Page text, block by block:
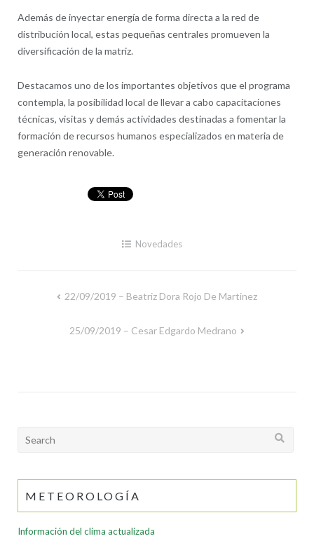
Además de inyectar energía de forma directa a la red de
distribución local, estas pequeñas centrales promueven la
diversificación de la matriz.
Destacamos uno de los importantes objetivos que el programa
contempla, la posibilidad local de llevar a cabo capacitaciones
técnicas, visitas y demás actividades destinadas a fomentar la
formación de recursos humanos especializados en materia de
generación renovable.
Novedades
22/09/2019 – Beatriz Dora Rojo De Martinez
25/09/2019 – Cesar Edgardo Medrano
Search
METEOROLOGÍA
Información del clima actualizada